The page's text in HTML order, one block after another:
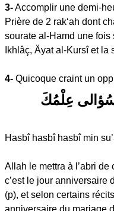
3-Accomplir une demi-
Prière de 2 rak‘ah dont
sourate al-Hamd une
Ikhlâç, Äyat al-Kursî et la
4- Quicoque craint un
عِلْمُكَ
Hasbî hasbî hasbî min
Allah le mettra à l’abri
c’est le jour anniversaire
(p), et selon certains
anniversaire du mariage